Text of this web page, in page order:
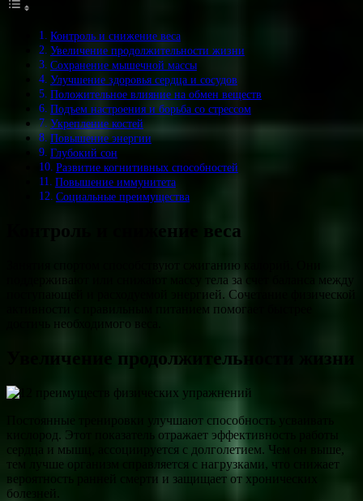
Контроль и снижение веса
Увеличение продолжительности жизни
Сохранение мышечной массы
Улучшение здоровья сердца и сосудов
Положительное влияние на обмен веществ
Подъем настроения и борьба со стрессом
Укрепление костей
Повышение энергии
Глубокий сон
Развитие когнитивных способностей
Повышение иммунитета
Социальные преимущества
Контроль и снижение веса
Занятия спортом способствуют сжиганию калорий. Они
поддерживают или снижают массу тела за счет баланса между
поступающей и расходуемой энергией. Сочетание физической
активности с правильным питанием помогает быстрее
достичь необходимого веса.
Увеличение продолжительности жизни
Постоянные тренировки улучшают способность усваивать
кислород. Этот показатель отражает эффективность работы
сердца и мышц, ассоциируется с долголетием. Чем он выше,
тем лучше организм справляется с нагрузками, что снижает
вероятность ранней смерти и защищает от хронических
болезней.